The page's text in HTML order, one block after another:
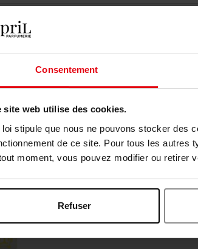
Consentement
site web utilise des cookies.
loi stipule que nous ne pouvons stocker des
de ce site. Pour tous les autres
moment, vous pouvez modifier ou retirer
Refuser
Politique relative aux avis des clients